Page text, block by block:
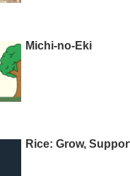
Michi-no-Eki
Rice: Grow,